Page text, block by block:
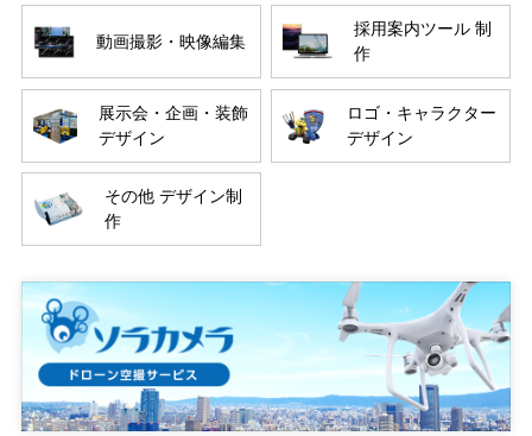
動画撮影・映像編集
採用案内ツール 制
作
展示会・企画・装飾
デザイン
ロゴ・キャラクター
デザイン
その他 デザイン制
作